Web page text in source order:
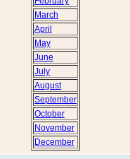
March
April
May
June
July
August
September
October
November
December